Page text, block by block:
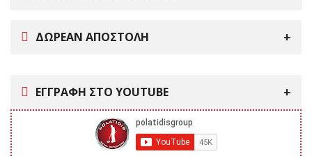
ΔΩΡΕΑΝ ΑΠΟΣΤΟΛΗ
ΕΓΓΡΑΦΗ ΣΤΟ YOUTUBE